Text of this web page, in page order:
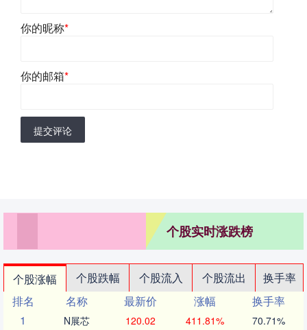
你的昵称*
你的邮箱*
提交评论
个股实时涨跌榜
个股涨幅 个股跌幅 个股流入 个股流出
换手率
排名
名称 最新价 涨幅
换手率
1
N展芯 120.02 411.81% 70.71%